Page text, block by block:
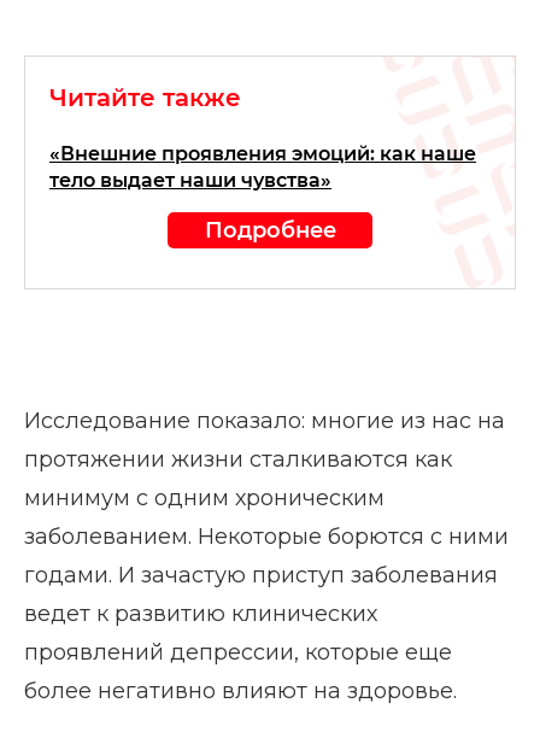
Читайте также
«Внешние проявления эмоций: как наше
тело выдает наши чувства»
Подробнее
Исследование показало: многие из нас на
протяжении жизни сталкиваются как
минимум с одним хроническим
заболеванием. Некоторые борются с ними
годами. И зачастую приступ заболевания
ведет к развитию клинических
проявлений депрессии, которые еще
более негативно влияют на здоровье.